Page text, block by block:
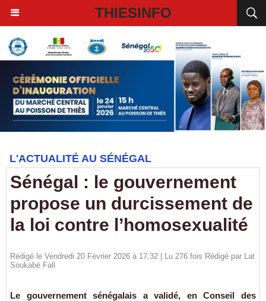
THIESINFO
L'ACTUALITÉ AU SÉNÉGAL
Sénégal : le gouvernement
propose un durcissement de
la loi contre l’homosexualité
Rédigé le Vendredi 20 Février 2026 à 17:32 | Lu 276 fois Rédigé par Lat
Soukabé Fall
Le gouvernement sénégalais a validé, en Conseil des